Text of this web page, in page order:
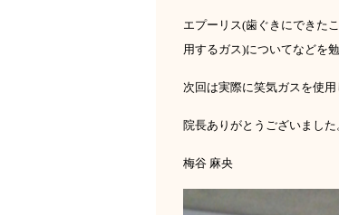
エプーリス(歯ぐきにできた
用するガス)についてなどを
次回は実際に笑気ガスを使用
院長ありがとうございました
梅谷 麻央